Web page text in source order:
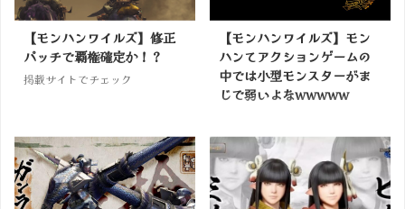
【モンハンワイルズ】修正
パッチで覇権確定か！？
掲載サイトでチェック
【モンハンワイルズ】モン
ハンてアクションゲームの
中では小型モンスターがま
じで弱いよなwwwww